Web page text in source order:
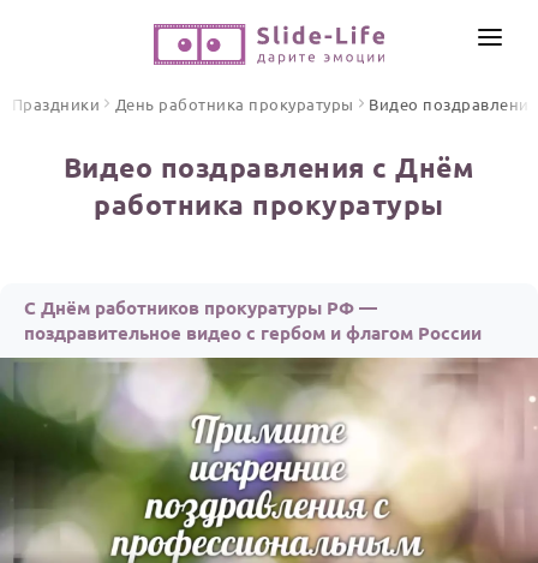
ПО ФОРМАТУ
Открытки
Стихи и тексты
ПРАЗДНИКИ
С Днем рождения
Юбилей
Свадьба
ИНСТРУМЕНТЫ
ОТЗЫВЫ
Праздники День работника прокуратуры Видео поздравления
Видео поздравления с Днём
работника прокуратуры
С Днём работников прокуратуры РФ —
поздравительное видео с гербом и флагом России